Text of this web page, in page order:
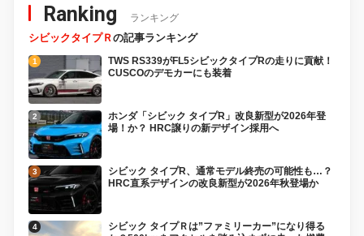
Ranking ランキング
シビックタイプＲの記事ランキング
TWS RS339がFL5シビックタイプRの走りに貢献！
CUSCOのデモカーにも装着
ホンダ「シビック タイプR」改良新型が2026年登
場！か？ HRC譲りの新デザイン採用へ
シビック タイプR、通常モデル終売の可能性も…？
HRC直系デザインの改良新型が2026年秋登場か
シビック タイプＲは”ファミリーカー”になり得る